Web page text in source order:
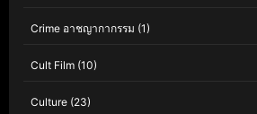
Crime อาชญากากรรม (1)
Cult Film (10)
Culture (23)